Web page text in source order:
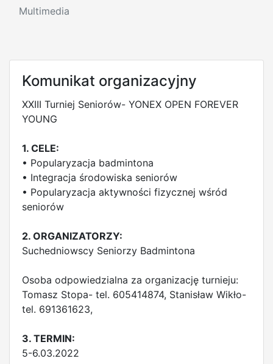
Multimedia
Komunikat organizacyjny
XXIII Turniej Seniorów- YONEX OPEN FOREVER
YOUNG
1. CELE:
• Popularyzacja badmintona
• Integracja środowiska seniorów
• Popularyzacja aktywności fizycznej wśród
seniorów
2. ORGANIZATORZY:
Suchedniowscy Seniorzy Badmintona
Osoba odpowiedzialna za organizację turnieju:
Tomasz Stopa- tel. 605414874, Stanisław Wikło-
tel. 691361623,
3. TERMIN:
5-6.03.2022